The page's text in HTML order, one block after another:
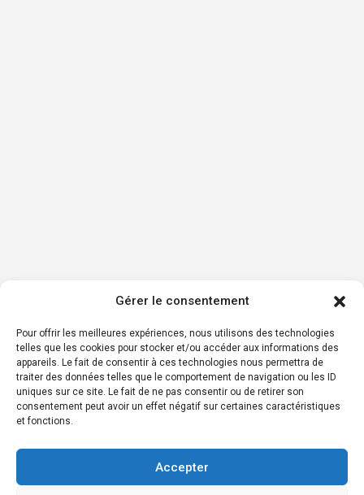
Gérer le consentement
Pour offrir les meilleures expériences, nous utilisons des technologies
telles que les cookies pour stocker et/ou accéder aux informations des
appareils. Le fait de consentir à ces technologies nous permettra de
traiter des données telles que le comportement de navigation ou les ID
uniques sur ce site. Le fait de ne pas consentir ou de retirer son
consentement peut avoir un effet négatif sur certaines caractéristiques
et fonctions.
Accepter